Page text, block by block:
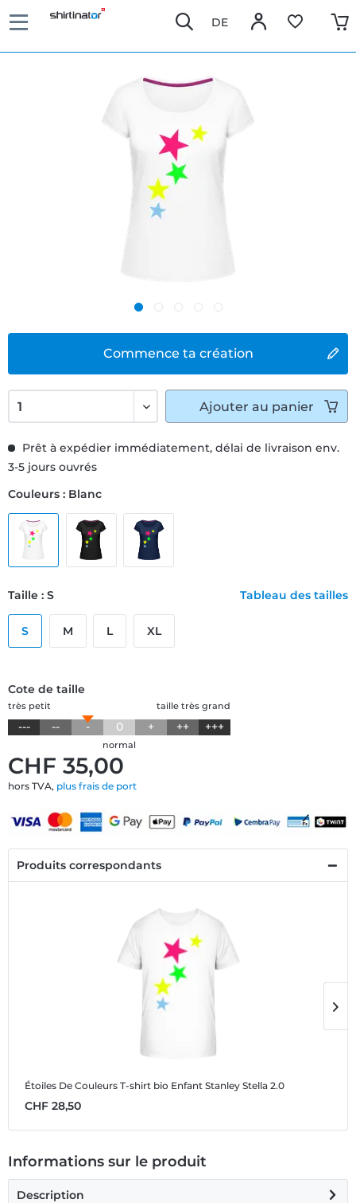
DE
Commence ta création
CHF 35,00
hors TVA, plus frais de port
Prêt à expédier immédiatement, délai de livraison env.
3-5 jours ouvrés
Couleurs : Blanc
Taille : S Tableau des tailles
S M L XL
Cote de taille
taille très grand
très petit
--- -- - 0 + ++ +++
normal
Ajouter au panier
Produits correspondants
Étoiles De Couleurs T-shirt bio Enfant Stanley Stella 2.0
CHF 28,50
Informations sur le produit
Description